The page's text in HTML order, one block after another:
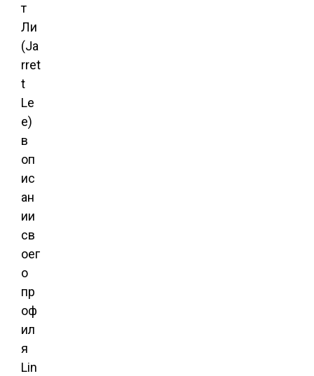
т
Ли
(Ja
rret
t
Le
e)
в
оп
ис
ан
ии
св
оег
о
пр
оф
ил
я
Lin